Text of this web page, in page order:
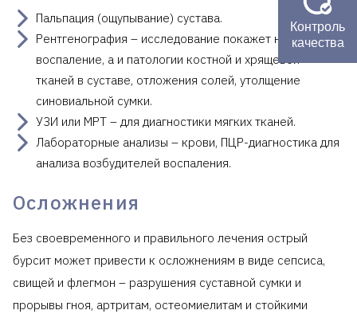
Пальпация (ощупывание) сустава.
Рентгенография – исследование покажет не только
воспаление, а и патологии костной и хрящевой
тканей в суставе, отложения солей, утолщение
синовиальной сумки.
УЗИ или МРТ – для диагностики мягких тканей.
Лабораторные анализы – крови, ПЦР-диагностика для
анализа возбудителей воспаления.
Осложнения
Без своевременного и правильного лечения острый
бурсит может привести к осложнениям в виде сепсиса,
свищей и флегмон – разрушения суставной сумки и
прорывы гноя, артритам, остеомиелитам и стойкими
Контроль
качества